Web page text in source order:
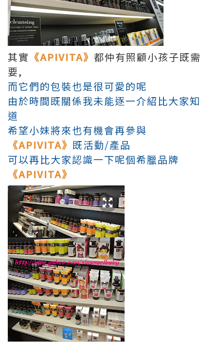
其實 《APIVITA》 都仲有照顧小孩子既需
要,
而它們的包裝也是很可愛的呢
由於時間既關係我未能逐一介紹比大家知
道
希望小妹將來也有機會再參與
《APIVITA》 既活動/產品
可以再比大家認識一下呢個希臘品牌
《APIVITA》